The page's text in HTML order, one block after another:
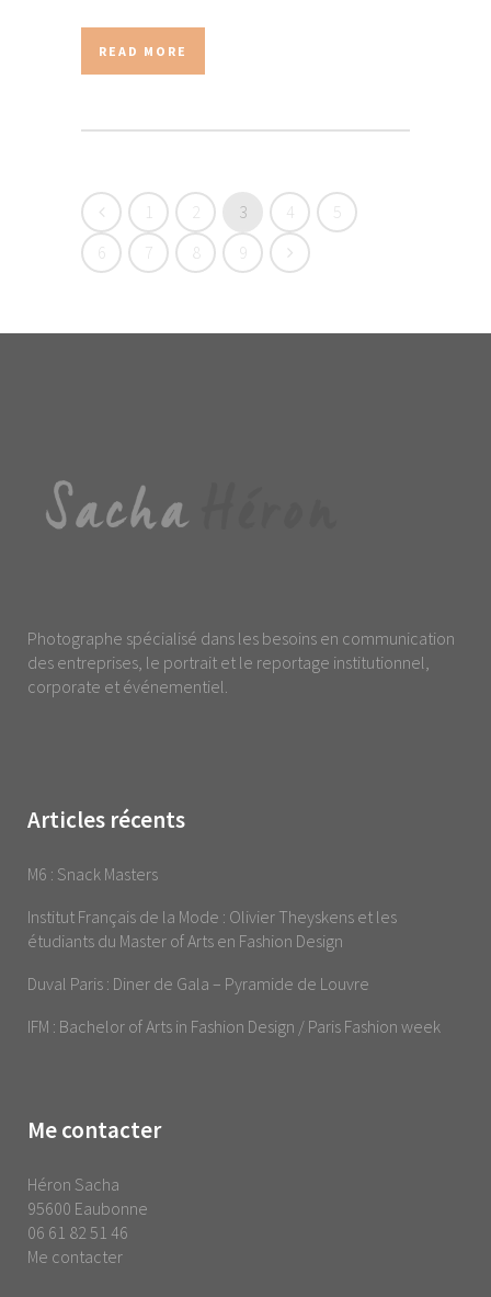
READ MORE
1 2 3 4
5
7 8
Photographe spécialisé dans les besoins en communication
des entreprises, le portrait et le reportage institutionnel,
corporate et événementiel.
Articles récents
M6 : Snack Masters
Institut Français de la Mode : Olivier Theyskens et les
étudiants du Master of Arts en Fashion Design
Duval Paris : Diner de Gala – Pyramide de Louvre
IFM : Bachelor of Arts in Fashion Design / Paris Fashion week
Me contacter
Héron Sacha
95600 Eaubonne
06 61 82 51 46
Me contacter